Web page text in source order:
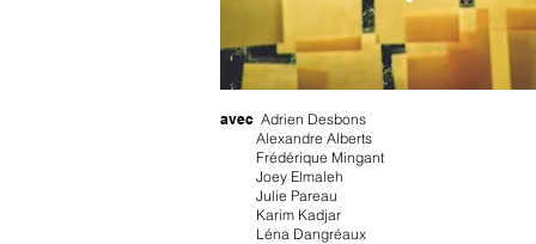
avec Adrien Desbons
Alexandre Alberts
Frédérique Mingant
Joey Elmaleh
Julie Pareau
Karim Kadjar
Léna Dangréaux